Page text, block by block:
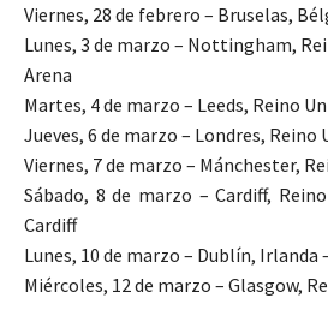
Viernes, 28 de febrero – Bruselas,
Lunes, 3 de marzo – Nottingham,
Arena
Martes, 4 de marzo – Leeds, Reino
Jueves, 6 de marzo – Londres, Reino
Viernes, 7 de marzo – Mánchester,
Sábado, 8 de marzo – Cardiff,
Cardiff
Lunes, 10 de marzo – Dublín, Irlanda
Miércoles, 12 de marzo – Glasgow,